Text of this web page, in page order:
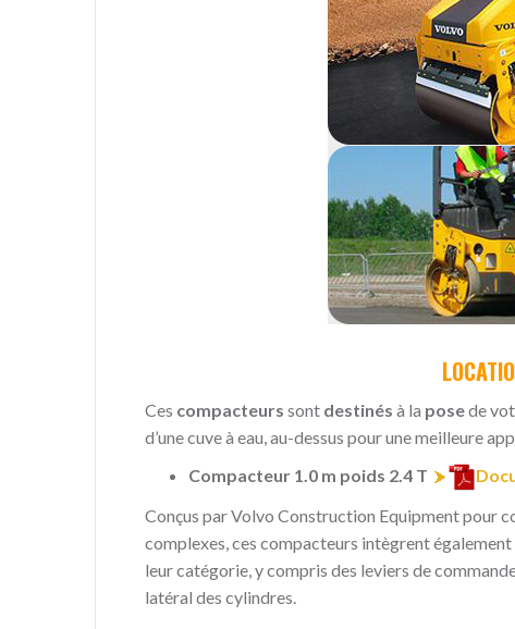
Ces compacteurs sont destinés à la posede
d’une cuve à eau, au-dessus pour une meilleure
Compacteur 1.0 m poids 2.4 T
Conçus par Volvo Construction Equipment pour
complexes, ces compacteurs intègrent
leur catégorie, y compris des leviers de
latéral des cylindres.